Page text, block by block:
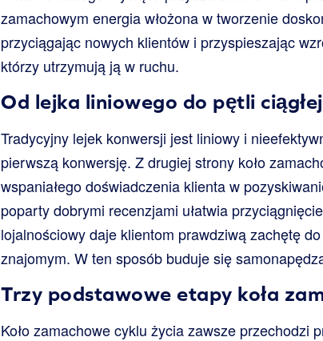
zamachowym energia włożona w tworzenie
przyciągając nowych klientów i przyspieszając
którzy utrzymują ją w ruchu.
Od lejka liniowego do pętli ciągłej
Tradycyjny lejek konwersji jest liniowy i
pierwszą konwersję. Z drugiej strony koło
wspaniałego doświadczenia klienta w
poparty dobrymi recenzjami ułatwia
lojalnościowy daje klientom prawdziwą zachętę
znajomym. W ten sposób buduje się
Trzy podstawowe etapy koła
Koło zamachowe cyklu życia zawsze przechodzi